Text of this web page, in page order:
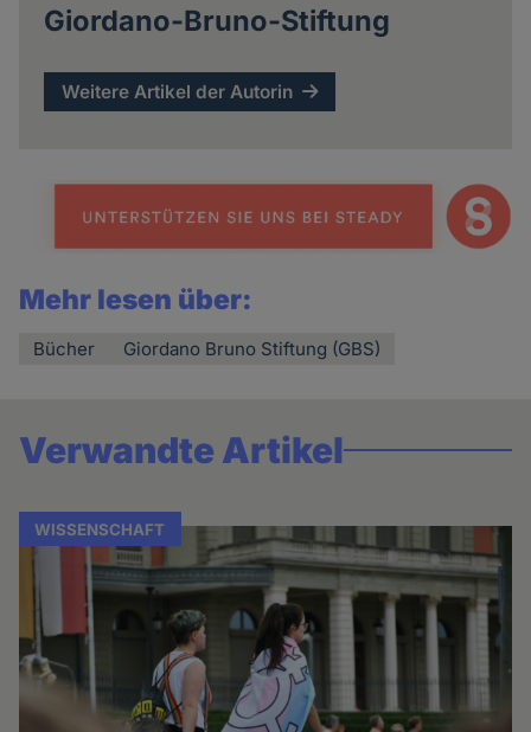
Giordano-Bruno-Stiftung
Weitere Artikel der Autorin
Mehr lesen über:
Bücher Giordano Bruno Stiftung (GBS)
Verwandte Artikel
WISSENSCHAFT